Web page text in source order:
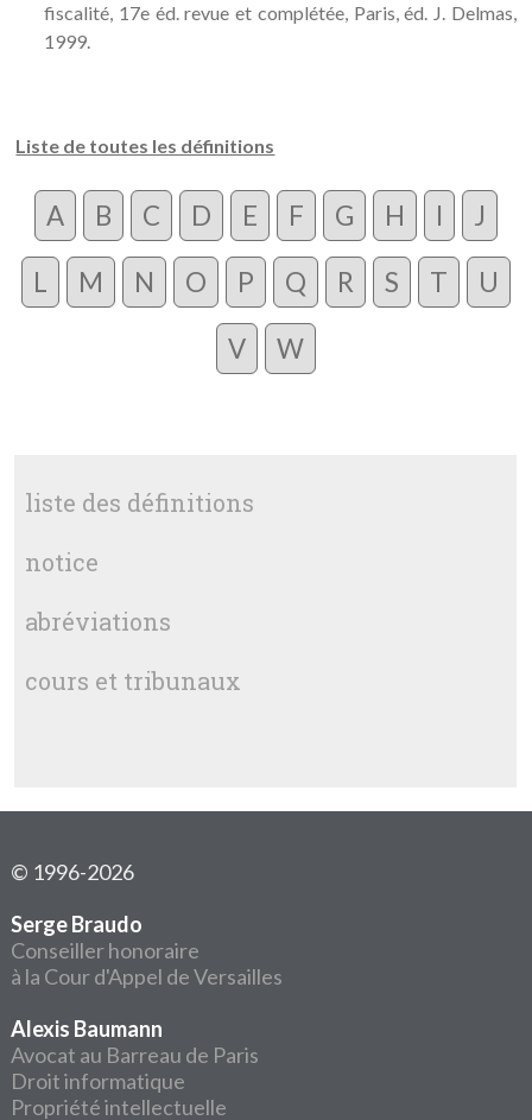
fiscalité, 17e éd. revue et complétée, Paris, éd. J. Delmas,
1999.
Liste de toutes les définitions
A B C D E F G H I J
L M N O P Q R S T U
V W
liste des définitions
notice
abréviations
cours et tribunaux
© 1996-2026
Serge Braudo
Conseiller honoraire
à la Cour d'Appel de Versailles
Alexis Baumann
Avocat au Barreau de Paris
Droit informatique
Propriété intellectuelle